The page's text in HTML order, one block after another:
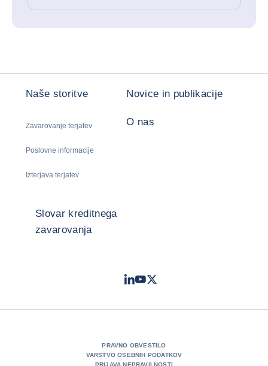
Naše storitve
Zavarovanje terjatev
Poslovne informacije
Izterjava terjatev
Novice in publikacije
O nas
Slovar kreditnega
zavarovanja
LinkedIn
Youtube
Twitter
PRAVNO OBVESTILO
VARSTVO OSEBNIH PODATKOV
PRIJAVA NEPRAVILNOSTI